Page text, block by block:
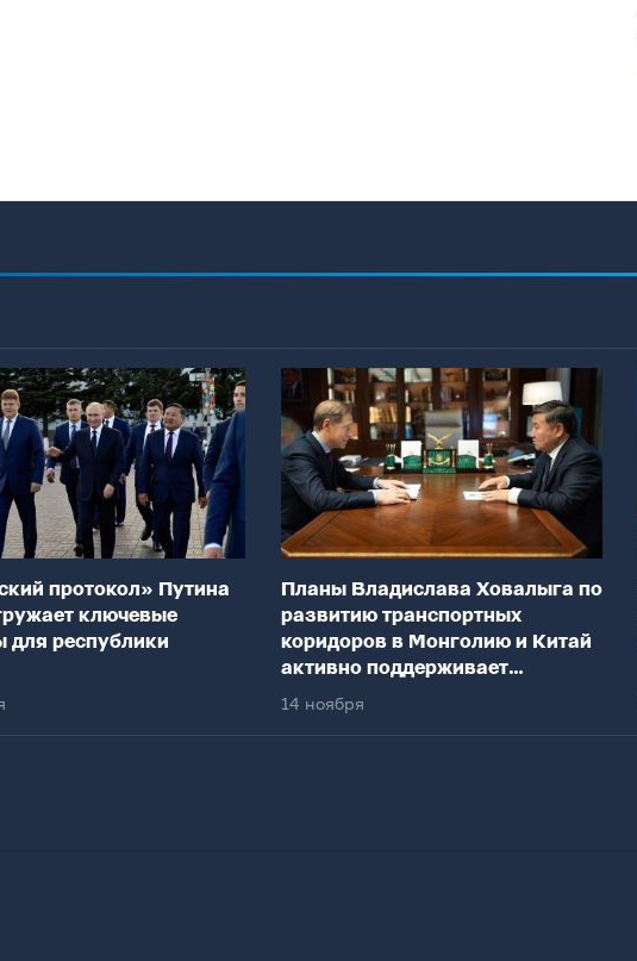
протокол» Путина
ключевые
для республики
Планы Владислава Ховалыга по
развитию транспортных
коридоров в Монголию и Китай
активно поддерживает
федеральный центр
14 ноября